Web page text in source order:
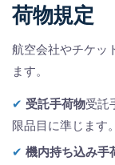
荷物規定
航空会社やチケッ
ます。
✔ 受託手荷物受託
限品目に準じます。
✔ 機内持ち込み手